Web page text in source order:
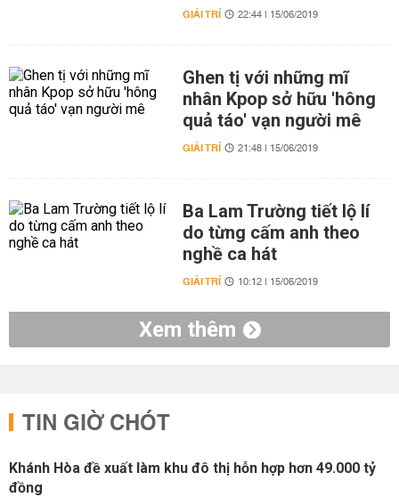
GIẢI TRÍ 22:44 | 15/06/2019
Ghen tị với những mĩ
nhân Kpop sở hữu 'hông
quả táo' vạn người mê
GIẢI TRÍ 21:48 | 15/06/2019
Ba Lam Trường tiết lộ lí
do từng cấm anh theo
nghề ca hát
GIẢI TRÍ 10:12 | 15/06/2019
Xem thêm
TIN GIỜ CHÓT
Khánh Hòa đề xuất làm khu đô thị hỗn hợp hơn 49.000 tỷ
đồng